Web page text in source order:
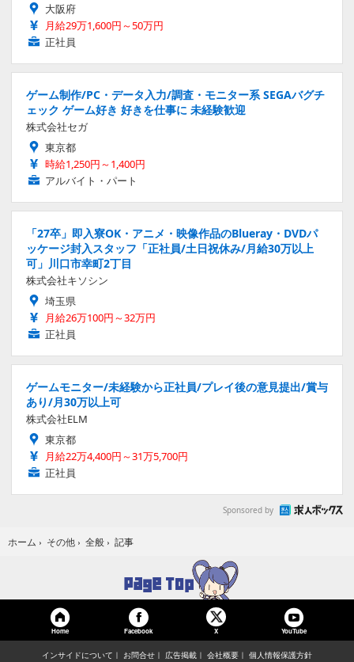
大阪府
月給29万1,600円～50万円
正社員
ゲーム制作/PC・データ入力/調査・モニター系 SEGAバグチ
ェック ゲーム好き 好きを仕事に 未経験歓迎
株式会社セガ
東京都
時給1,250円～1,400円
アルバイト・パート
「27卒」即入寮OK・アニメ・映像作品のBlueray・DVDパ
ッケージ封入スタッフ「正社員/土日祝休み/月給30万以上
可」川口市幸町2丁目
株式会社キソシン
埼玉県
月給26万100円～32万円
正社員
ゲームモニター/未経験から正社員/プレイ後の意見提出/賞与
あり/月30万以上可
株式会社ELM
東京都
月給22万4,400円～31万5,700円
正社員
Sponsored by
ホーム › その他 › 全般 › 記事
Home Facebook X YouTube
インサイドについて お問合せ 広告掲載 会社概要 個人情報保護方針